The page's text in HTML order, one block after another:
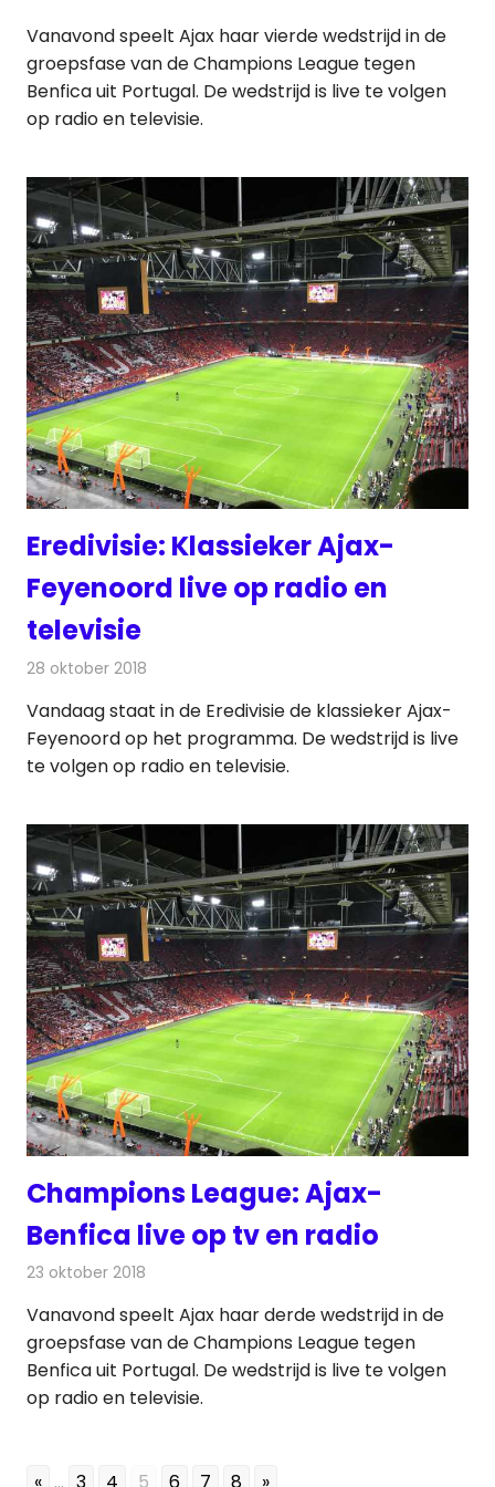
Vanavond speelt Ajax haar vierde wedstrijd in de
groepsfase van de Champions League tegen
Benfica uit Portugal. De wedstrijd is live te volgen
op radio en televisie.
Eredivisie: Klassieker Ajax-
Feyenoord live op radio en
televisie
28 oktober 2018
Vandaag staat in de Eredivisie de klassieker Ajax-
Feyenoord op het programma. De wedstrijd is live
te volgen op radio en televisie.
Champions League: Ajax-
Benfica live op tv en radio
23 oktober 2018
Vanavond speelt Ajax haar derde wedstrijd in de
groepsfase van de Champions League tegen
Benfica uit Portugal. De wedstrijd is live te volgen
op radio en televisie.